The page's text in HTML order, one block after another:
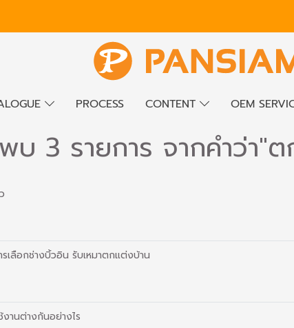
PROCESS CONTENT OEM
บ 3 รายการ จากคำว่า"
รเลือกช่างบิ้วอิน รับเหมาตกแต่งบ้าน
านต่างกันอย่างไร